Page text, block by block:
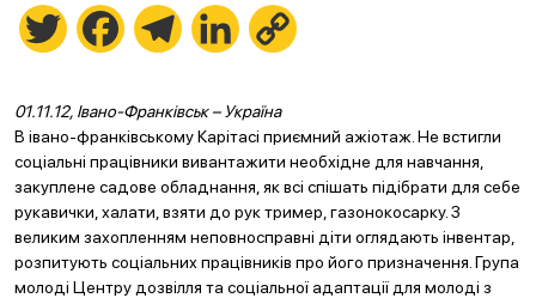
Twitter FacebookTelegramLinkedIn
01.11.12, Івано-Франківськ – Україна
В івано-франківському Карітасі приємний ажіотаж. Не встигли
соціальні працівники вивантажити необхідне для навчання,
закуплене садове обладнання, як всі спішать підібрати для себе
рукавички, халати, взяти до рук тример, газонокосарку. З
великим захопленням неповносправні діти оглядають інвентар,
розпитують соціальних працівників про його призначення. Група
молоді Центру дозвілля та соціальної адаптації для молоді з